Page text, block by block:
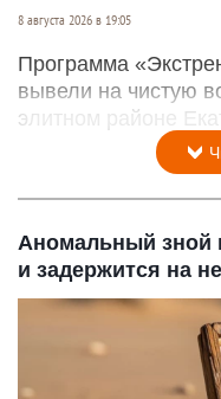
8 августа 2026 в 19:05
Программа
вывели на чистую
элитном районе
Аномальный зной
и задержится на